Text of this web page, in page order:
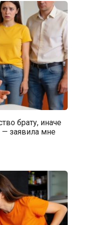
брату, иначе
— заявила мне